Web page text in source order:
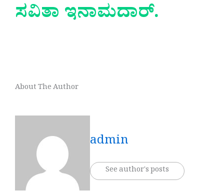
ಸವಿತಾ ಇನಾಮದಾರ್.
About The Author
admin
See author's posts